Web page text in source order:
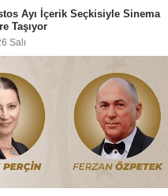
Ayı İçerik Seçkisiyle Sinema
Taşıyor
Salı